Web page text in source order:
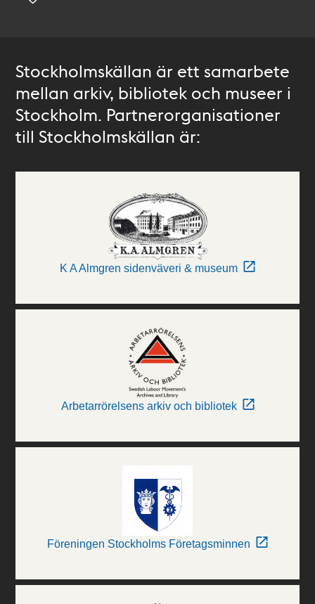
Stockholmskällan är ett samarbete
mellan arkiv, bibliotek och museer i
Stockholm. Partnerorganisationer
till Stockholmskällan är:
K A Almgren sidenväveri & museum
Arbetarrörelsens arkiv och bibliotek
Föreningen Stockholms Företagsminnen